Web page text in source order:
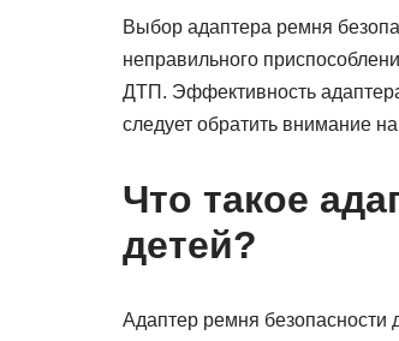
Выбор адаптера ремня
неправильного
ДТП. Эффективность адаптера
следует обратить внимание
Что такое
детей?
Адаптер ремня безопасности